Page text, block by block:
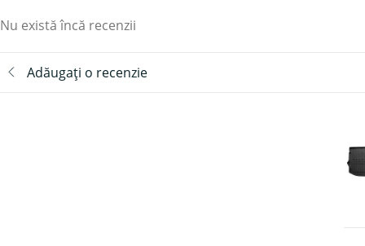
Nu există încă recenzii
Adăugați o recenzie